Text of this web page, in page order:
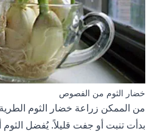
خضار الثوم من الفصوص
من الممكن زراعة خضار الثوم
بدأت تنبت أو جفت قليلاً. يُفضل